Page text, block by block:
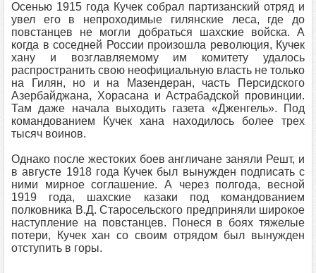
Осенью 1915 года Кучек собрал партизанский отряд и
увел его в непроходимые гилянские леса, где до
повстанцев не могли добраться шахские войска. А
когда в соседней России произошла революция, Кучек
хану и возглавляемому им комитету удалось
распространить свою неофициальную власть не только
на Гилян, но и на Мазендеран, часть Персидского
Азербайджана, Хорасана и Астрабадской провинции.
Там даже начала выходить газета «Дженгель». Под
командованием Кучек хана находилось более трех
тысяч воинов.
Однако после жестоких боев англичане заняли Решт, и
в августе 1918 года Кучек был вынужден подписать с
ними мирное соглашение. А через полгода, весной
1919 года, шахские казаки под командованием
полковника В.Д. Старосельского предприняли широкое
наступление на повстанцев. Понеся в боях тяжелые
потери, Кучек хан со своим отрядом был вынужден
отступить в горы.